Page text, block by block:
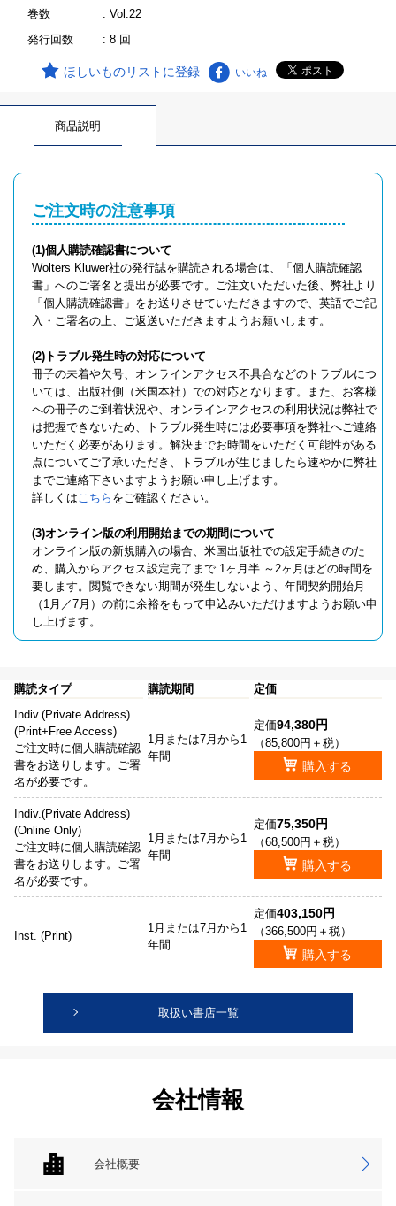
巻数
: Vol.22
発行回数
: 8 回
ほしいものリストに登録 いいね
商品説明
ご注文時の注意事項
(1)個人購読確認書について
Wolters Kluwer社の発行誌を購読される場合は、「個人購読確認
書」へのご署名と提出が必要です。ご注文いただいた後、弊社より
「個人購読確認書」をお送りさせていただきますので、英語でご記
入・ご署名の上、ご返送いただきますようお願いします。
(2)トラブル発生時の対応について
冊子の未着や欠号、オンラインアクセス不具合などのトラブルにつ
いては、出版社側（米国本社）での対応となります。また、お客様
への冊子のご到着状況や、オンラインアクセスの利用状況は弊社で
は把握できないため、トラブル発生時には必要事項を弊社へご連絡
いただく必要があります。解決までお時間をいただく可能性がある
点についてご了承いただき、トラブルが生じましたら速やかに弊社
までご連絡下さいますようお願い申し上げます。
詳しくはこちら をご確認ください。
(3)オンライン版の利用開始までの期間について
オンライン版の新規購入の場合、米国出版社での設定手続きのた
め、購入からアクセス設定完了まで 1ヶ月半 ～2ヶ月ほどの時間を
要します。閲覧できない期間が発生しないよう、年間契約開始月
（1月／7月）の前に余裕をもって申込みいただけますようお願い申
し上げます。
購読タイプ 購読期間
定価
Indiv.(Private Address)
(Print+Free Access)
ご注文時に個人購読確認
書をお送りします。ご署
名が必要です。
1月または7月から1
年間
定価94,380円
（85,800円＋税）
購入する
Indiv.(Private Address)
(Online Only)
ご注文時に個人購読確認
書をお送りします。ご署
名が必要です。
1月または7月から1
年間
定価75,350円
（68,500円＋税）
購入する
Inst. (Print)
1月または7月から1
年間
定価403,150円
（366,500円＋税）
購入する
取扱い書店一覧
会社情報
会社概要